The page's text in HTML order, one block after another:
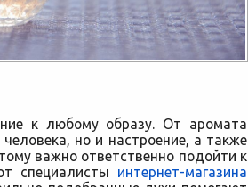
к любому образу. От аромата
но и настроение, а также
важно ответственно подойти к
специалисты интернет-магазина